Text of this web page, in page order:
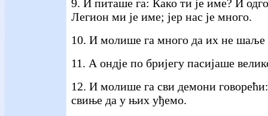
9. И питаше га: Како ти је име? И
Легион ми је име; јер нас је много.
10. И молише га много да их не шаље
11. А ондје по бријегу пасијаше
12. И молише га сви демони
свиње да у њих уђемо.